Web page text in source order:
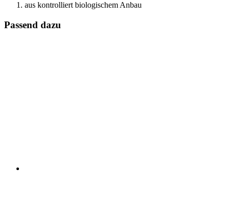
aus kontrolliert biologischem Anbau
Passend dazu